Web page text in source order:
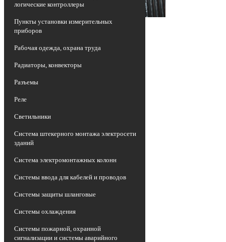
логические контроллеры
Пункты установки измерительных
приборов
Рабочая одежда, охрана труда
Радиаторы, конвекторы
Разъемы
Реле
Светильники
Система штекерного монтажа электросети
зданий
Система электромонтажных колонн
Системы ввода для кабелей и проводов
Системы защиты шланговые
Системы охлаждения
Системы пожарной, охранной
сигнализации и системы аварийного